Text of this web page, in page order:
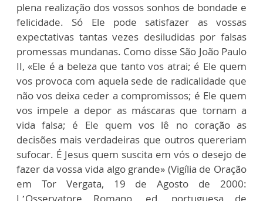
plena realização dos vossos sonhos de bondade e
felicidade. Só Ele pode satisfazer as vossas
expectativas tantas vezes desiludidas por falsas
promessas mundanas. Como disse São João Paulo
II, «Ele é a beleza que tanto vos atrai; é Ele quem
vos provoca com aquela sede de radicalidade que
não vos deixa ceder a compromissos; é Ele quem
vos impele a depor as máscaras que tornam a
vida falsa; é Ele quem vos lê no coração as
decisões mais verdadeiras que outros quereriam
sufocar. É Jesus quem suscita em vós o desejo de
fazer da vossa vida algo grande» (Vigília de Oração
em Tor Vergata, 19 de Agosto de 2000: